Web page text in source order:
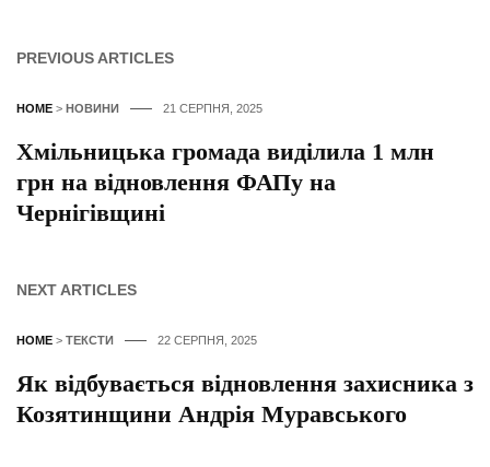
PREVIOUS ARTICLES
HOME > НОВИНИ 21 СЕРПНЯ, 2025
Хмільницька громада виділила 1 млн
грн на відновлення ФАПу на
Чернігівщині
NEXT ARTICLES
HOME > ТЕКСТИ 22 СЕРПНЯ, 2025
Як відбувається відновлення захисника з
Козятинщини Андрія Муравського